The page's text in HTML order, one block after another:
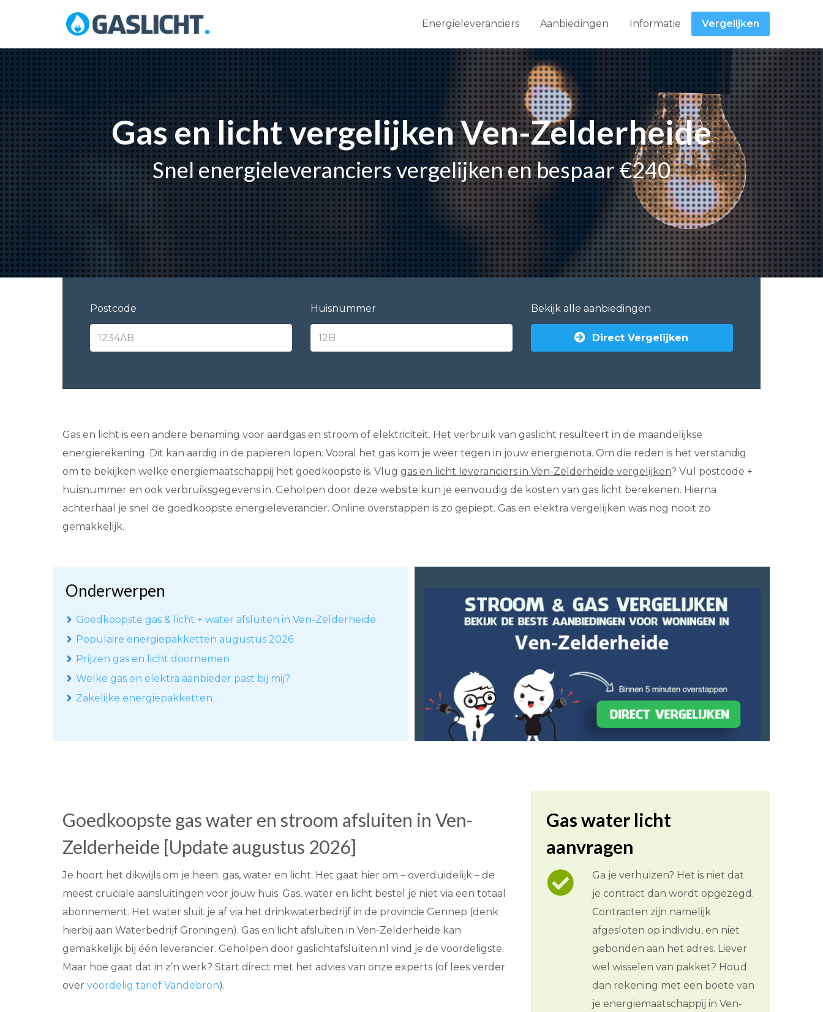
Energieleveranciers Aanbiedingen Informatie Vergelijken
Skip
to
content
Gas en licht vergelijken Ven-Zelderheide
Snel energieleveranciers vergelijken en bespaar €240
Postcode Huisnummer Bekijk alle aanbiedingen
Direct Vergelijken
Gas en licht is een andere benaming voor aardgas en stroom of elektriciteit. Het verbruik van gaslicht resulteert in de maandelijkse
energierekening. Dit kan aardig in de papieren lopen. Vooral het gas kom je weer tegen in jouw energienota. Om die reden is het verstandig
om te bekijken welke energiemaatschappij het goedkoopste is. Vlug gas en licht leveranciers in Ven-Zelderheide vergelijken? Vul postcode +
huisnummer en ook verbruiksgegevens in. Geholpen door deze website kun je eenvoudig de kosten van gas licht berekenen. Hierna
achterhaal je snel de goedkoopste energieleverancier. Online overstappen is zo gepiept. Gas en elektra vergelijken was nog nooit zo
gemakkelijk.
Onderwerpen
Goedkoopste gas & licht + water afsluiten in Ven-Zelderheide
Populaire energiepakketten augustus 2026
Prijzen gas en licht doornemen
Welke gas en elektra aanbieder past bij mij?
Zakelijke energiepakketten
Goedkoopste gas water en stroom afsluiten in Ven-
Zelderheide [Update augustus 2026]
Je hoort het dikwijls om je heen: gas, water en licht. Het gaat hier om – overduidelijk – de
meest cruciale aansluitingen voor jouw huis. Gas, water en licht bestel je niet via een totaal
abonnement. Het water sluit je af via het drinkwaterbedrijf in de provincie Gennep (denk
hierbij aan Waterbedrijf Groningen). Gas en licht afsluiten in Ven-Zelderheide kan
gemakkelijk bij één leverancier. Geholpen door gaslichtafsluiten.nl vind je de voordeligste.
Maar hoe gaat dat in z’n werk? Start direct met het advies van onze experts (of lees verder
over voordelig tarief Vandebron).
Gas water licht
aanvragen
Ga je verhuizen? Het is niet dat
je contract dan wordt opgezegd.
Contracten zijn namelijk
afgesloten op individu, en niet
gebonden aan het adres. Liever
wel wisselen van pakket? Houd
dan rekening met een boete van
je energiemaatschappij in Ven-